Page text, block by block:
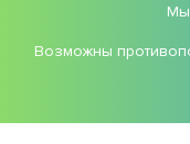
Мы
Возможны